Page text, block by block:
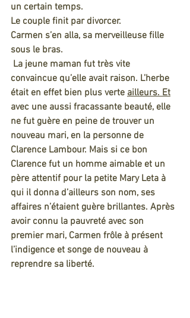
un certain temps.
Le couple finit par divorcer.
Carmen s’en alla, sa merveilleuse fille
sous le bras.
La jeune maman fut très vite
convaincue qu’elle avait raison. L’herbe
était en effet bien plus verte ailleurs. Et
avec une aussi fracassante beauté, elle
ne fut guère en peine de trouver un
nouveau mari, en la personne de
Clarence Lambour. Mais si ce bon
Clarence fut un homme aimable et un
père attentif pour la petite Mary Leta à
qui il donna d’ailleurs son nom, ses
affaires n’étaient guère brillantes. Après
avoir connu la pauvreté avec son
premier mari, Carmen frôle à présent
l’indigence et songe de nouveau à
reprendre sa liberté.